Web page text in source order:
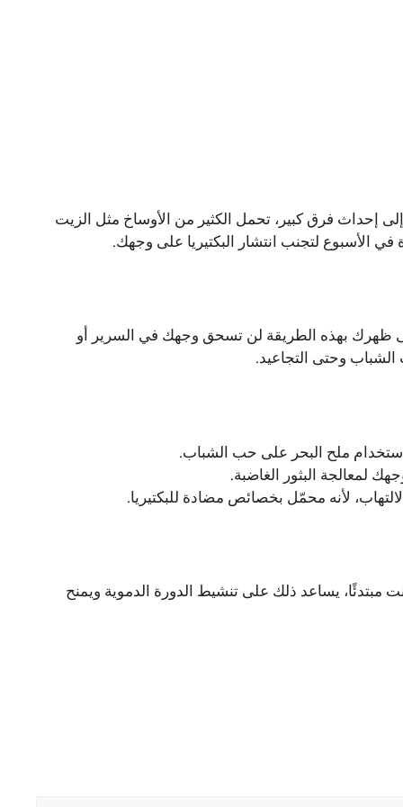
إحداث فرق كبير، تحمل الكثير من الأوساخ مثل الزيت
في الأسبوع لتجنب انتشار البكتيريا على وجهك.
ظهرك بهذه الطريقة لن تسحق وجهك في السرير أو
وحتى التجاعيد.
استخدام ملح البحر على حب الشباب.
لمعالجة البثور الغاضبة.
مبتدئًا، يساعد ذلك على تنشيط الدورة الدموية ويمنح